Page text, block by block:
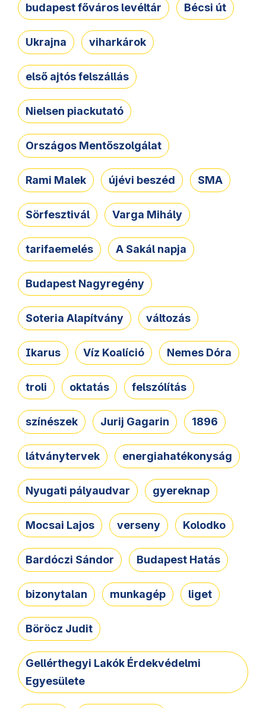
budapest főváros levéltár Bécsi út
Ukrajna viharkárok
első ajtós felszállás
Nielsen piackutató
Országos Mentőszolgálat
Rami Malek újévi beszéd SMA
Sörfesztivál Varga Mihály
tarifaemelés A Sakál napja
Budapest Nagyregény
Soteria Alapítvány változás
Ikarus Víz Koalíció Nemes Dóra
troli oktatás felszólítás
színészek Jurij Gagarin 1896
látványtervek energiahatékonyság
Nyugati pályaudvar gyereknap
Mocsai Lajos verseny Kolodko
Bardóczi Sándor Budapest Hatás
bizonytalan munkagép liget
Böröcz Judit
Gellérthegyi Lakók Érdekvédelmi
Egyesülete